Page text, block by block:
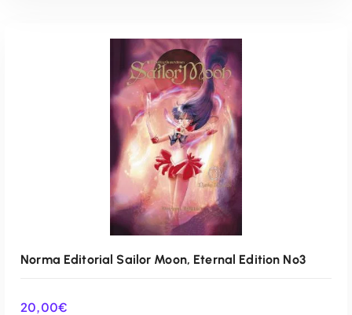
AÑADIR AL CARRITO
Norma Editorial Sailor Moon, Eternal Edition Nº3
20,00€